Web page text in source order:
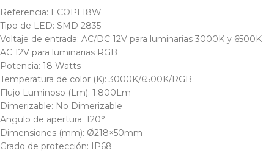
Referencia: ECOPL18W
Tipo de LED: SMD 2835
Voltaje de entrada: AC/DC 12V para luminarias 3000K y 6500K
AC 12V para luminarias RGB
Potencia: 18 Watts
Temperatura de color (K): 3000K/6500K/RGB
Flujo Luminoso (Lm): 1.800Lm
Dimerizable: No Dimerizable
Angulo de apertura: 120°
Dimensiones (mm): Ø218×50mm
Grado de protección: IP68